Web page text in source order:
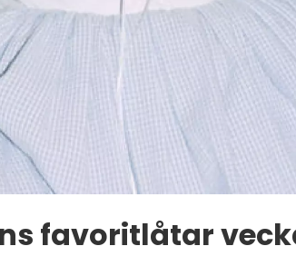
favoritlåtar